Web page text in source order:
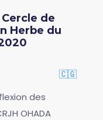
de
Herbe du
🇨🇬
des
OHADA